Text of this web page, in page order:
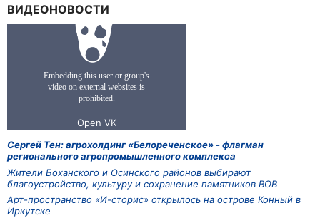
ВИДЕОНОВОСТИ
Сергей Тен: агрохолдинг «Белореченское» - флагман
регионального агропромышленного комплекса
Жители Боханского и Осинского районов выбирают
благоустройство, культуру и сохранение памятников ВОВ
Арт-пространство «И-сторис» открылось на острове Конный в
Иркутске